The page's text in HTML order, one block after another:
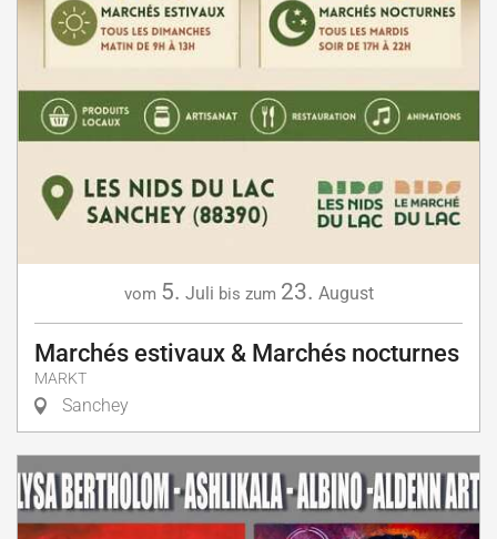
vom 5. Juli bis zum 23. August
Marchés estivaux & Marchés nocturnes
MARKT
Sanchey